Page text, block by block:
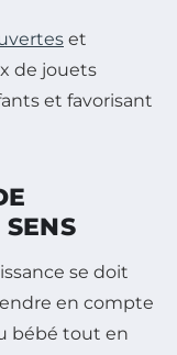
et
de jouets
et favorisant
se doit
en compte
bébé tout en